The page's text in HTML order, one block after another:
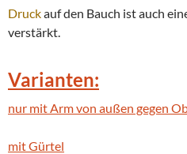
Druckauf den Bauch ist auch
verstärkt.
Varianten:
nur mit Arm von außen gegen
mit Gürtel